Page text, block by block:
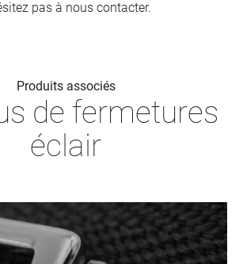
pas à nous contacter.
Produits associés
de fermetures
éclair